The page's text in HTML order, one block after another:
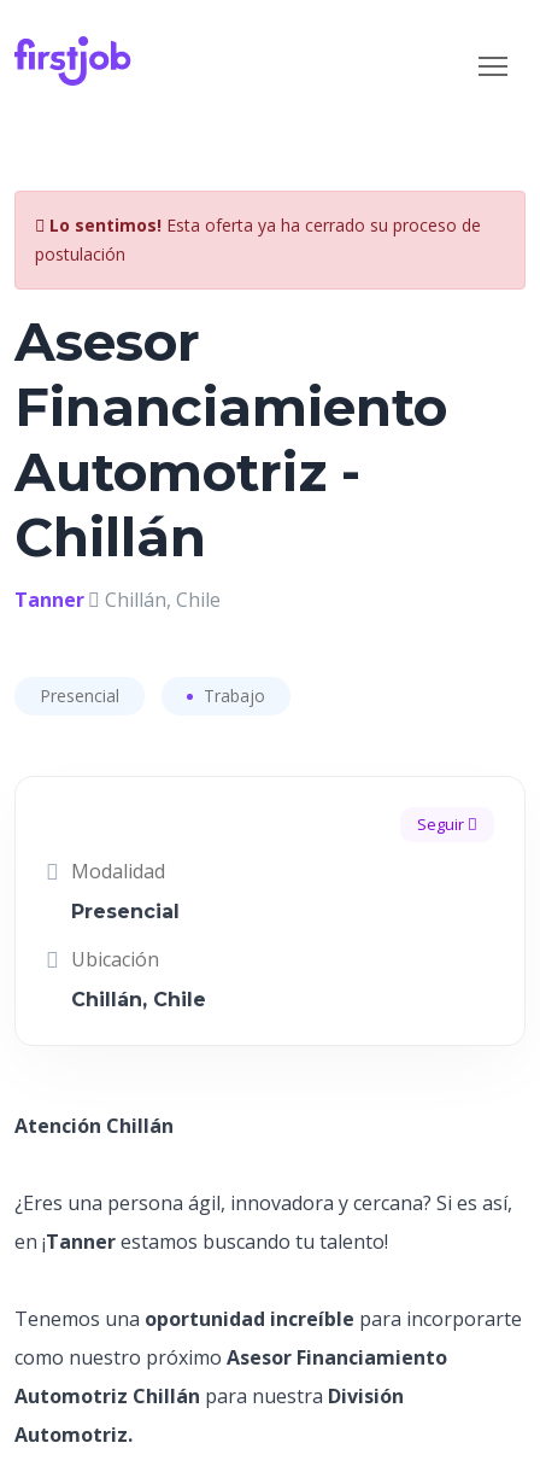
Lo sentimos! Esta oferta ya ha cerrado su proceso de
postulación
Asesor
Financiamiento
Automotriz -
Chillán
Tanner Chillán, Chile
Presencial Trabajo
Seguir
Modalidad
Presencial
Ubicación
Chillán, Chile
Atención Chillán
¿Eres una persona ágil, innovadora y cercana? Si es así,
en ¡Tannerestamos buscando tu talento!
Tenemos una oportunidad increíble para incorporarte
como nuestro próximo Asesor Financiamiento
Automotriz Chillán para nuestra División
Automotriz.